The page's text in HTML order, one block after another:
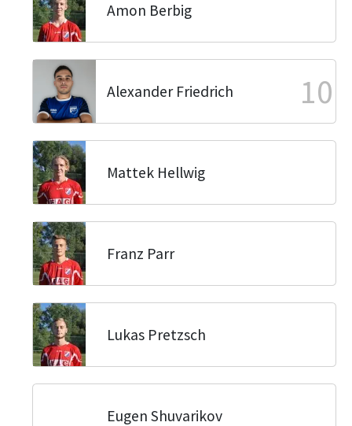
Amon Berbig
Alexander Friedrich 10
Mattek Hellwig
Franz Parr
Lukas Pretzsch
Eugen Shuvarikov